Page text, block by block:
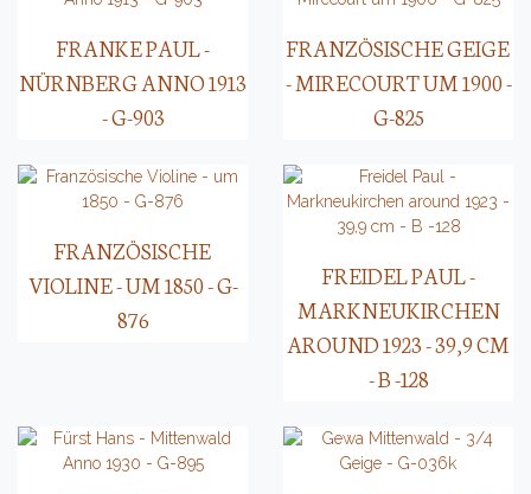
FRANKE PAUL -
NÜRNBERG ANNO 1913
- G-903
FRANZÖSISCHE GEIGE
- MIRECOURT UM 1900 -
G-825
FRANZÖSISCHE
VIOLINE - UM 1850 - G-
876
FREIDEL PAUL -
MARKNEUKIRCHEN
AROUND 1923 - 39,9 CM
- B -128